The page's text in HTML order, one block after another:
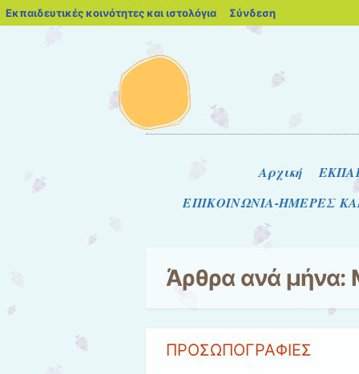
Εκπαιδευτικές κοινότητες και ιστολόγια blogs.sch.gr
Σύνδεση
Μετάβαση στο περιεχόμενο
Αρχική
ΕΠΙΚΟΙΝΩΝΙΑ-ΗΜΕΡΕΣ
Άρθρα ανά μήνα:
ΠΡΟΣΩΠΟΓΡΑΦΙΕΣ